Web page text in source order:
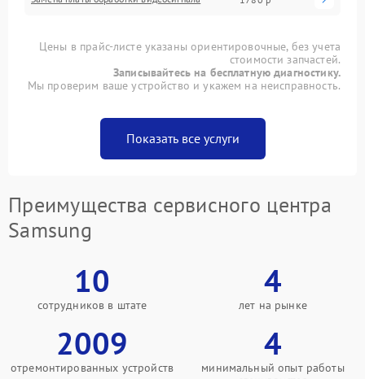
Цены в прайс-листе указаны ориентировочные, без учета
стоимости запчастей.
Записывайтесь на бесплатную диагностику.
Мы проверим ваше устройство и укажем на неисправность.
Показать все услуги
Преимущества сервисного центра
Samsung
10
сотрудников в штате
4
лет на рынке
2009
отремонтированных устройств
4
минимальный опыт работы